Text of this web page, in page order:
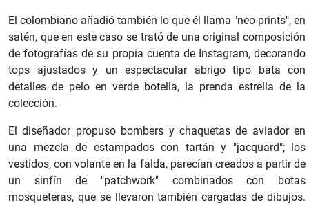
El colombiano añadió también lo que él llama "neo-prints", en
satén, que en este caso se trató de una original composición
de fotografías de su propia cuenta de Instagram, decorando
tops ajustados y un espectacular abrigo tipo bata con
detalles de pelo en verde botella, la prenda estrella de la
colección.
El diseñador propuso bombers y chaquetas de aviador en
una mezcla de estampados con tartán y "jacquard"; los
vestidos, con volante en la falda, parecían creados a partir de
un sinfín de "patchwork" combinados con botas
mosqueteras, que se llevaron también cargadas de dibujos.